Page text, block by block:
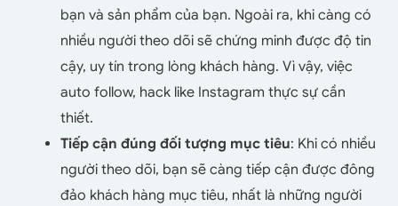
bạn và sản phẩm của bạn. Ngoài ra, khi càng có
nhiều người theo dõi sẽ chứng minh được độ tin
cậy, uy tín trong lòng khách hàng. Vì vậy, việc
auto follow, hack like Instagram thực sự cần
thiết.
Tiếp cận đúng đối tượng mục tiêu: Khi có nhiều
người theo dõi, bạn sẽ càng tiếp cận được đông
đảo khách hàng mục tiêu, nhất là những người